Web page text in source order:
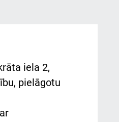
iela 2,
pielāgotu